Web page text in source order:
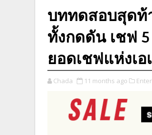
บททดสอบสุดท้
ทั้งกดดัน เชฟ
ยอดเชฟแห่งเอ
Chada 11 months ago